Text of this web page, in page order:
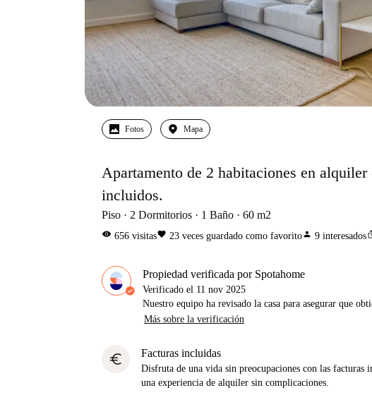
Fotos Mapa
Apartamento de 2 habitaciones en
incluidos.
Piso 2 Dormitorios 1 Baño 60 m2
visibility 656 visitasfavorite 23 veces guardado como favoritoperson 9 interesados
Propiedad verificada por Spotahome
Verificado el 11 nov 2025
Nuestro equipo ha revisado la casa para asegurar que
Más sobre la verificación
euro Facturas incluidas
Disfruta de una vida sin preocupaciones con las
una experiencia de alquiler sin complicaciones.